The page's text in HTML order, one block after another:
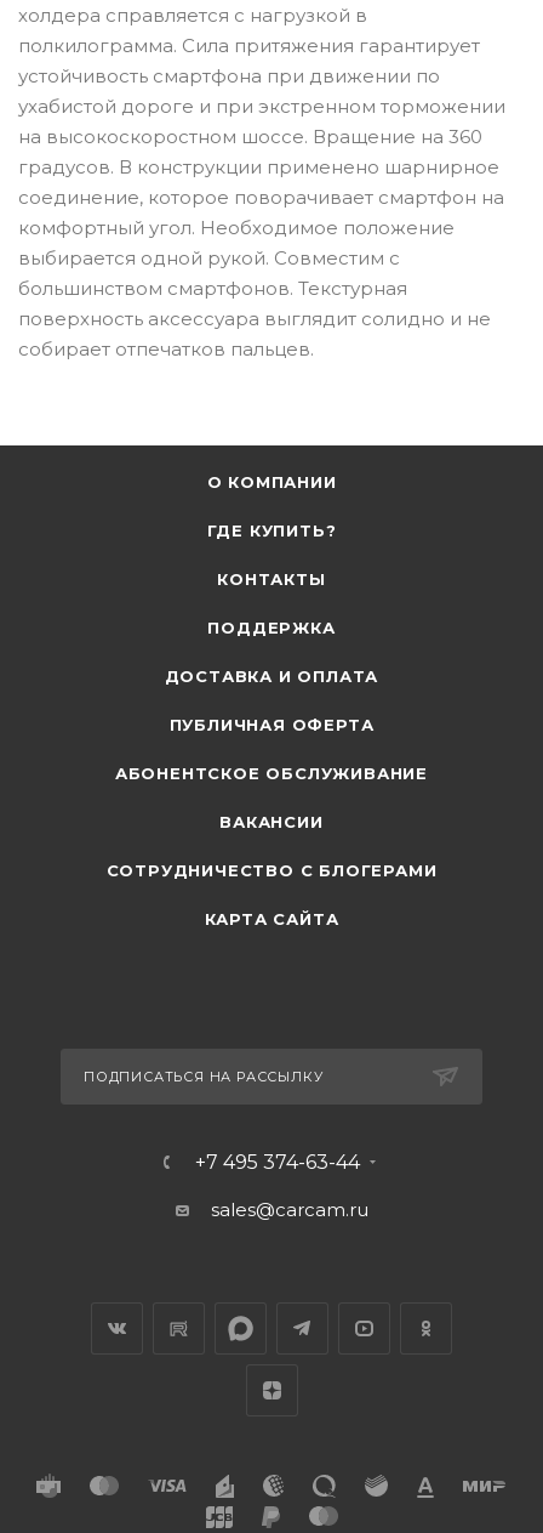
холдера справляется с нагрузкой в
полкилограмма. Сила притяжения гарантирует
устойчивость смартфона при движении по
ухабистой дороге и при экстренном торможении
на высокоскоростном шоссе. Вращение на 360
градусов. В конструкции применено шарнирное
соединение, которое поворачивает смартфон на
комфортный угол. Необходимое положение
выбирается одной рукой. Совместим с
большинством смартфонов. Текстурная
поверхность аксессуара выглядит солидно и не
собирает отпечатков пальцев.
О КОМПАНИИ
ГДЕ КУПИТЬ?
КОНТАКТЫ
ПОДДЕРЖКА
ДОСТАВКА И ОПЛАТА
ПУБЛИЧНАЯ ОФЕРТА
АБОНЕНТСКОЕ ОБСЛУЖИВАНИЕ
ВАКАНСИИ
СОТРУДНИЧЕСТВО С БЛОГЕРАМИ
КАРТА САЙТА
ПОДПИСАТЬСЯ НА РАССЫЛКУ
+7 495 374-63-44
sales@carcam.ru